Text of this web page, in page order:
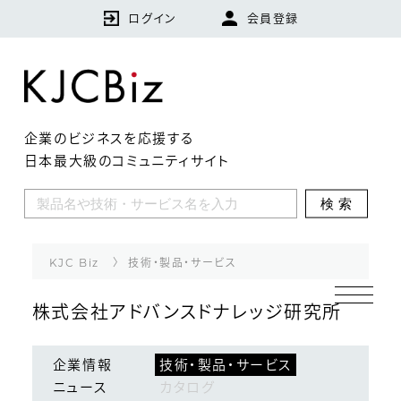
ログイン 会員登録
企業のビジネスを応援する
日本最大級のコミュニティサイト
検索
KJCBizとは
特集
企業
技術・製品・サービス
ランキング
KJC Biz 技術・製品・サービス
株式会社アドバンスドナレッジ研究所
企業情報
技術・製品・サービス
ニュース
カタログ